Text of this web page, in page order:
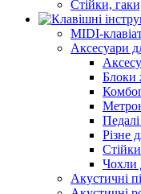
Стійки,
MIDI-
Аксесуари
Блоки
Різне
Чохли
Акустичні